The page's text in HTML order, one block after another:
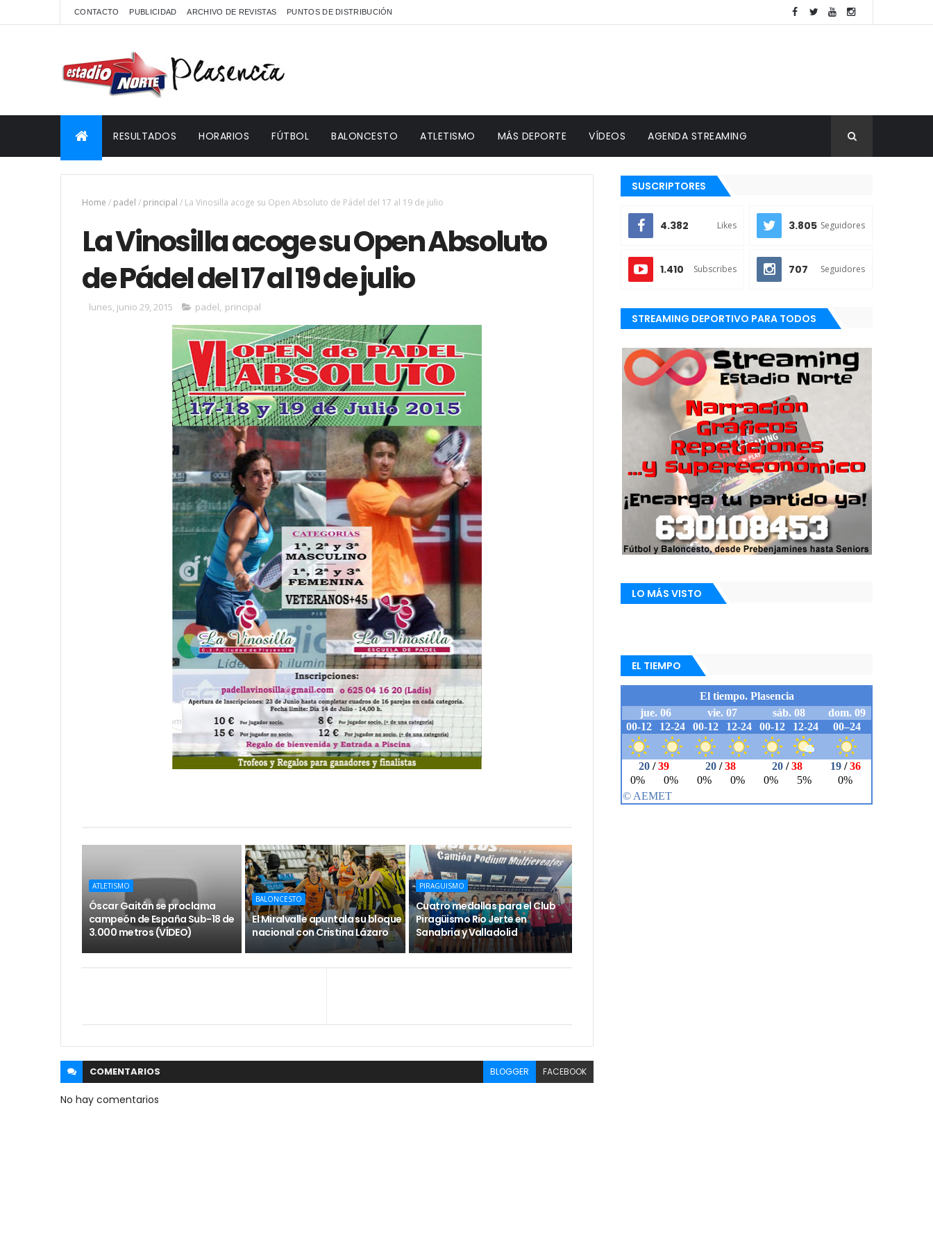
CONTACTO PUBLICIDAD ARCHIVO DE REVISTAS PUNTOS DE DISTRIBUCIÓN
RESULTADOS HORARIOS FÚTBOL BALONCESTO ATLETISMO MÁS DEPORTE VÍDEOS AGENDA STREAMING
Home / padel / principal / La Vinosilla acoge su Open Absoluto de Pádel del 17 al 19 de julio
La Vinosilla acoge su Open Absoluto
de Pádel del 17 al 19 de julio
lunes, junio 29, 2015 padel, principal
ATLETISMO
Óscar Gaitán se proclama
campeón de España Sub-18 de
3.000 metros (VÍDEO)
BALONCESTO
El Miralvalle apuntala su bloque
nacional con Cristina Lázaro
PIRAGUISMO
Cuatro medallas para el Club
Piragüismo Rio Jerte en
Sanabria y Valladolid
COMENTARIOS BLOGGER FACEBOOK
No hay comentarios
SUSCRIPTORES
4.382 Likes 3.805 Seguidores
1.410 Subscribes 707 Seguidores
STREAMING DEPORTIVO PARA TODOS
LO MÁS VISTO
EL TIEMPO